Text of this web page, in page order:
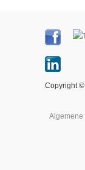
Copyright
Algemene